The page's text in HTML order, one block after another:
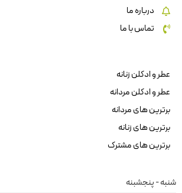
درباره ما
تماس با ما
عطر و ادکلن زنانه
عطر و ادکلن مردانه
برترین های مردانه
برترین های زنانه
برترین های مشترک
شنبه - پنجشبنه